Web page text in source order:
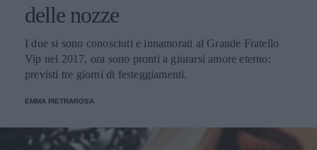
delle nozze
I due si sono conosciuti e innamorati al Grande Fratello
Vip nel 2017, ora sono pronti a giurarsi amore eterno:
previsti tre giorni di festeggiamenti.
EMMA PIETRAROSA